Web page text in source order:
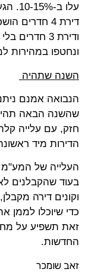
עלו
ונחטפו במהירות
השנה שתהיה
הנבואה אמנם
חזק, עם עלייה
הדירות מיד
וקונים דירה
כדי שיוכלו לממן
החדשות.
זאב שומכר